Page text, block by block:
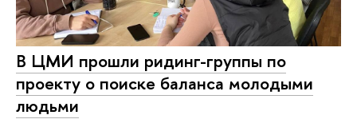
В ЦМИ прошли ридинг-группы по
проекту о поиске баланса молодыми
людьми